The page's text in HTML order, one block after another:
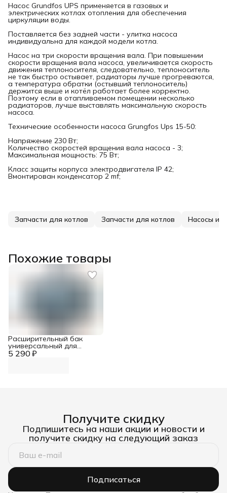
Насос Grundfos UPS применяется в газовых и
электрических котлах отопления для обеспечения
циркуляции воды.
Поставляется без задней части - улитка насоса
индивидуальна для каждой модели котла.
Насос на три скорости вращения вала. При повышении
скорости вращения вала насоса, увеличивается скорость
движения теплоносителя, следовательно, теплоноситель
не так быстро остывает, радиаторы лучше прогреваются,
а температура обратки (остывший теплоноситель)
держится выше и котёл работает более корректно.
Поэтому если в отапливаемом помещении несколько
радиаторов, лучше выставлять максимальную скорость
насоса.
Технические особенности насоса Grungfos Ups 15-50:
Напряжение 230 Вт;
Количество скоростей вращения вала насоса - 3;
Максимальная мощность: 75 Вт;
Класс защиты корпуса электродвигателя IP 42;
Вмонтирован конденсатор 2 mf;
Запчасти для котлов Запчасти для котлов Насосы и
Похожие товары
5 290 ₽
Расширительный бак
универсальный для
котла (6 л) - Арт.
Получите скидку
Подпишитесь на наши акции и новости и
получите скидку на следующий заказ
Подписаться